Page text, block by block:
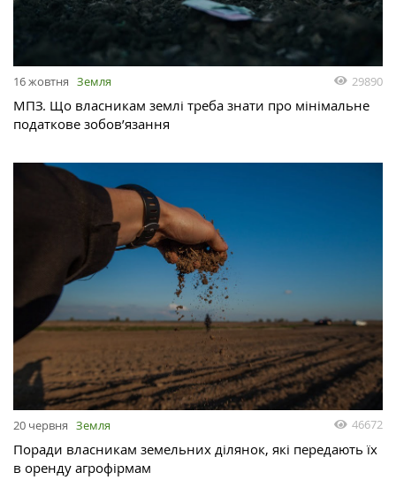
16 жовтня Земля 29890
МПЗ. Що власникам землі треба знати про мінімальне
податкове зобов’язання
20 червня Земля 46672
Поради власникам земельних ділянок, які передають їх
в оренду агрофірмам